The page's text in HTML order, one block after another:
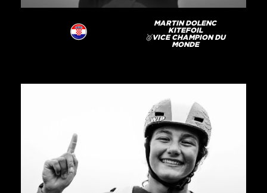
MARTIN DOLENC
KITEFOIL
🥈VICE CHAMPION DU
MONDE